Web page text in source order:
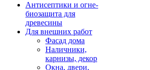
Антисептики и огне-
биозащита для
древесины
Для внешних работ
Фасад дома
Наличники,
карнизы, декор
Окна, двери,